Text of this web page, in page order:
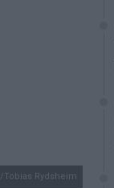
Tobias Rydsheim